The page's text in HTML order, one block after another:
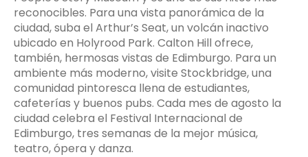
reconocibles. Para una vista panorámica de la
ciudad, suba el Arthur’s Seat, un volcán inactivo
ubicado en Holyrood Park. Calton Hill ofrece,
también, hermosas vistas de Edimburgo. Para un
ambiente más moderno, visite Stockbridge, una
comunidad pintoresca llena de estudiantes,
cafeterías y buenos pubs. Cada mes de agosto la
ciudad celebra el Festival Internacional de
Edimburgo, tres semanas de la mejor música,
teatro, ópera y danza.